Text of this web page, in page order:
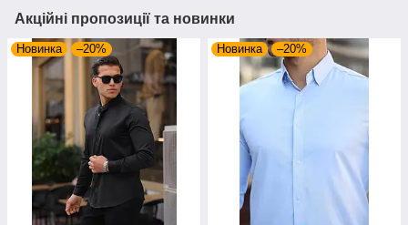
Акційні пропозиції та новинки
Новинка –20% Новинка –20%